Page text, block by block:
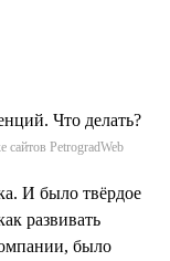
сайтов PetrogradWeb
И было твёрдое
развивать
было